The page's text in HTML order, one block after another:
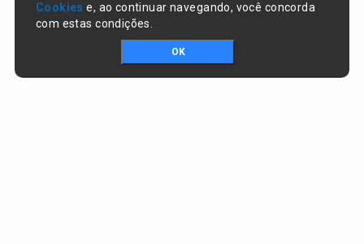
Cookies e, ao continuar navegando, você concorda
com estas condições.
OK